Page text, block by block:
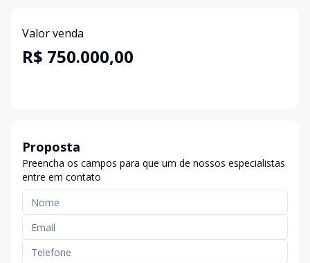
Valor venda
R$ 750.000,00
Proposta
Preencha os campos para que um de nossos especialistas
entre em contato